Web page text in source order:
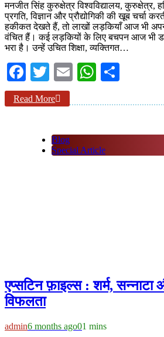
मनजीत सिंह कुरुक्षेत्र विश्वविद्यालय, कुरुक्षेत्र,
प्रगति, विज्ञान और प्रौद्योगिकी की खूब चर्चा
हकीकत देखते हैं, तो लाखों लड़कियाँ आज भी अपने
वंचित हैं। कई लड़कियों के लिए बचपन आज भी
भरा है। उन्हें उचित शिक्षा, व्यक्तिगत…
Facebook
TwitterEmail
Read More
Blog
Special Article
एप्सटिन फ़ाइल्स : शर्म, सन्नाटा
विफलता
admin6 months ago01 mins